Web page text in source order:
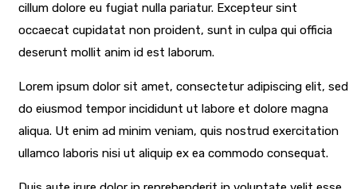
cillum dolore eu fugiat nulla pariatur. Excepteur sint
occaecat cupidatat non proident, sunt in culpa qui officia
deserunt mollit anim id est laborum.
Lorem ipsum dolor sit amet, consectetur adipiscing elit, sed
do eiusmod tempor incididunt ut labore et dolore magna
aliqua. Ut enim ad minim veniam, quis nostrud exercitation
ullamco laboris nisi ut aliquip ex ea commodo consequat.